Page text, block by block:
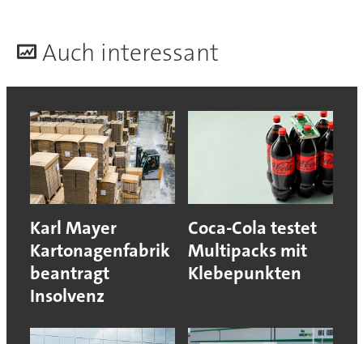
Auch interessant
Karl Mayer
Kartonagenfabrik
beantragt
Insolvenz
Coca-Cola testet
Multipacks mit
Klebepunkten